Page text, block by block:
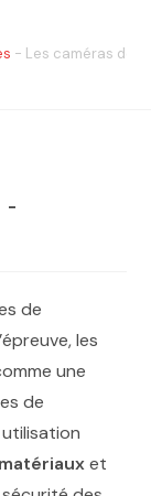
- Les caméras de
de
les
une
de
matériauxet